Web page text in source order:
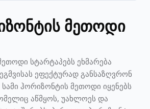
მეთოდი
სტარტაპებს ეხმარება
ეფექტურად განსაზღვრონ
ჰორიზონტის მეთოდი იყენებს
აწმყოს, უახლოეს და